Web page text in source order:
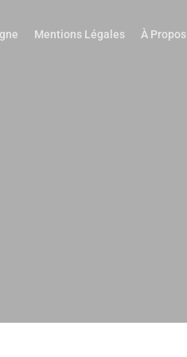
Mentions Légales À Propos